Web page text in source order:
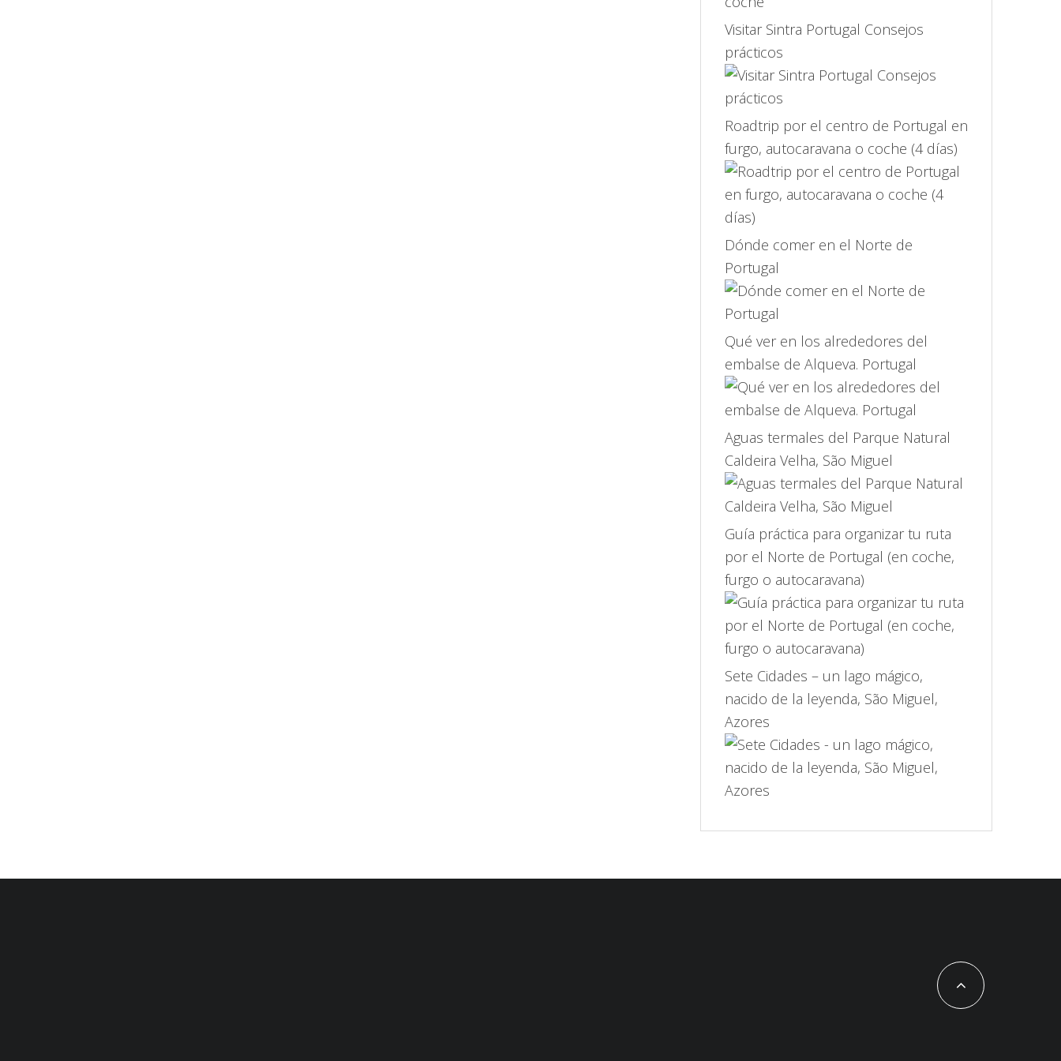
Visitar Sintra Portugal Consejos
prácticos
Roadtrip por el centro de Portugal en
furgo, autocaravana o coche (4 días)
Dónde comer en el Norte de
Portugal
Qué ver en los alrededores del
embalse de Alqueva. Portugal
Aguas termales del Parque Natural
Caldeira Velha, São Miguel
Guía práctica para organizar tu ruta
por el Norte de Portugal (en coche,
furgo o autocaravana)
Sete Cidades – un lago mágico,
nacido de la leyenda, São Miguel,
Azores